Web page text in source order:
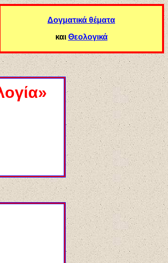
Δογματικά θέματα
και Θεολογικά